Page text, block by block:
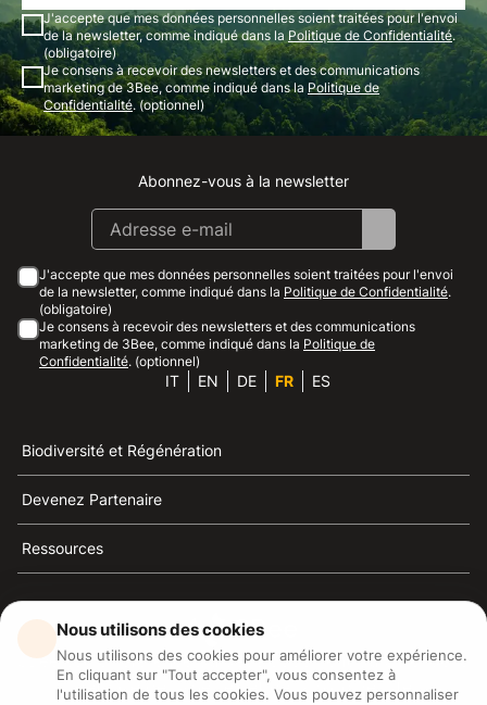
J'accepte que mes données personnelles soient traitées pour l'envoi
de la newsletter, comme indiqué dans la Politique de Confidentialité.
(obligatoire)
Je consens à recevoir des newsletters et des communications
marketing de 3Bee, comme indiqué dans la Politique de
Confidentialité. (optionnel)
Instagram
Facebook
Linkedin
Youtube
Abonnez-vous à la newsletter
J'accepte que mes données personnelles soient traitées pour l'envoi
de la newsletter, comme indiqué dans la Politique de Confidentialité.
(obligatoire)
Je consens à recevoir des newsletters et des communications
marketing de 3Bee, comme indiqué dans la Politique de
Confidentialité. (optionnel)
IT EN DE FR ES
Biodiversité et Régénération
Devenez Partenaire
Ressources
3Bee est la référence du développement durable, de la
défense des abeilles et de la biodiversité
Nous utilisons des cookies
Nous utilisons des cookies pour améliorer votre expérience.
En cliquant sur "Tout accepter", vous consentez à
l'utilisation de tous les cookies. Vous pouvez personnaliser